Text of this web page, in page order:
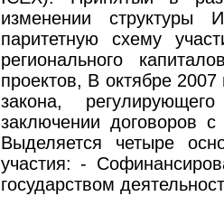
изменении структуры
паритетную схему
регионального
проектов, В октябре
закона,
заключении договоров с
Выделяется четыре
участия: -
государством